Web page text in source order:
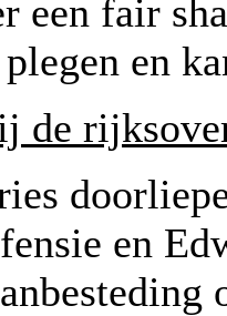
een fair
en
de
en